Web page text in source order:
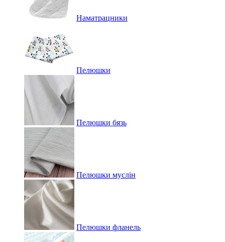
Наматрацники
Пелюшки
Пелюшки бязь
Пелюшки муслін
Пелюшки фланель